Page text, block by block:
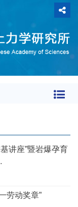
讲座”暨岩爆孕育
劳动奖章”